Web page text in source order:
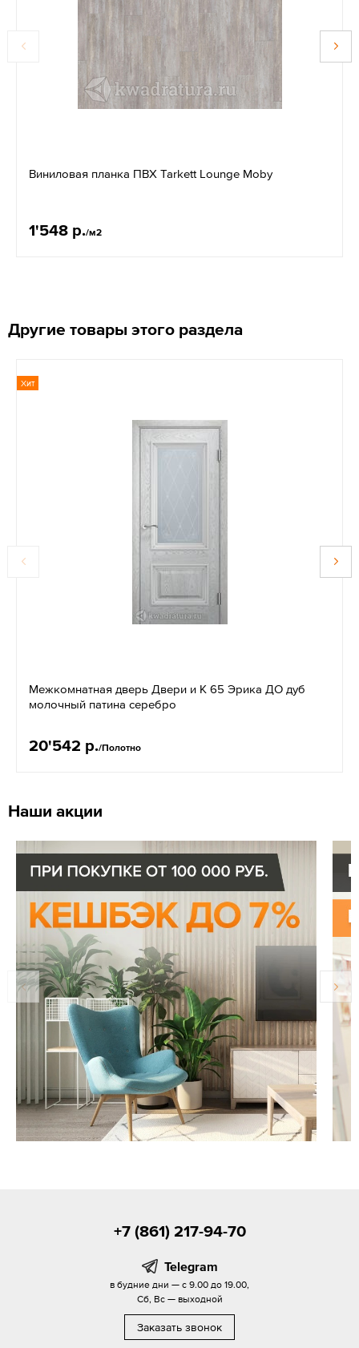
Виниловая планка ПВХ Tarkett Lounge Moby
1'548 р./м2
Другие товары этого раздела
Хит
Межкомнатная дверь Двери и К 65 Эрика ДО дуб
молочный патина серебро
20'542 р./Полотно
Наши акции
+7 (861) 217-94-70
Telegram
в будние дни — с 9.00 до 19.00,
Сб, Вс — выходной
Заказать звонок